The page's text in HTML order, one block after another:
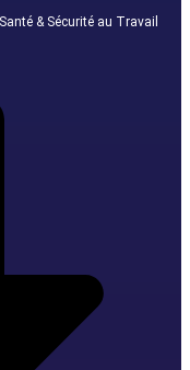
& Sécurité au Travail